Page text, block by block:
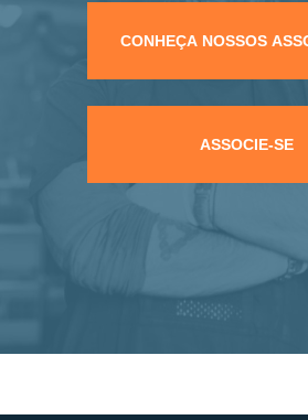
CONHEÇA NOSSOS
ASSOCIE-SE